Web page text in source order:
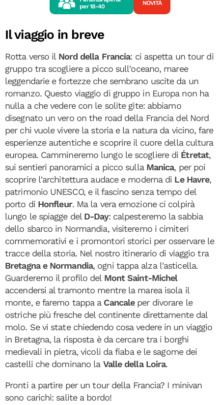
per18-40
NOVITÀ
Il viaggio in breve
Rotta verso il Nord della Francia: ci aspetta un tour di
gruppo tra scogliere a picco sull'oceano, maree
leggendarie e fortezze che sembrano uscite da un
romanzo. Questo viaggio di gruppo in Europa non ha
nulla a che vedere con le solite gite: abbiamo
disegnato un vero on the road della Francia del Nord
per chi vuole vivere la storia e la natura da vicino, fare
esperienze autentiche e scoprire il cuore della cultura
europea. Cammineremo lungo le scogliere di Étretat,
sui sentieri panoramici a picco sulla Manica, per poi
scoprire l'architettura audace e moderna di Le Havre,
patrimonio UNESCO, e il fascino senza tempo del
porto di Honfleur. Ma la vera emozione ci colpirà
lungo le spiagge del D-Day: calpesteremo la sabbia
dello sbarco in Normandia, visiteremo i cimiteri
commemorativi e i promontori storici per osservare le
tracce della storia. Nel nostro itinerario di viaggio tra
Bretagna e Normandia, ogni tappa alza l'asticella.
Guarderemo il profilo del Mont Saint-Michel
accendersi al tramonto mentre la marea isola il
monte, e faremo tappa a Cancale per divorare le
ostriche più fresche del continente direttamente dal
molo. Se vi state chiedendo cosa vedere in un viaggio
in Bretagna, la risposta è da cercare tra i borghi
medievali in pietra, vicoli da fiaba e le sagome dei
castelli che dominano la Valle della Loira.
Pronti a partire per un tour della Francia? I minivan
sono carichi: salite a bordo!